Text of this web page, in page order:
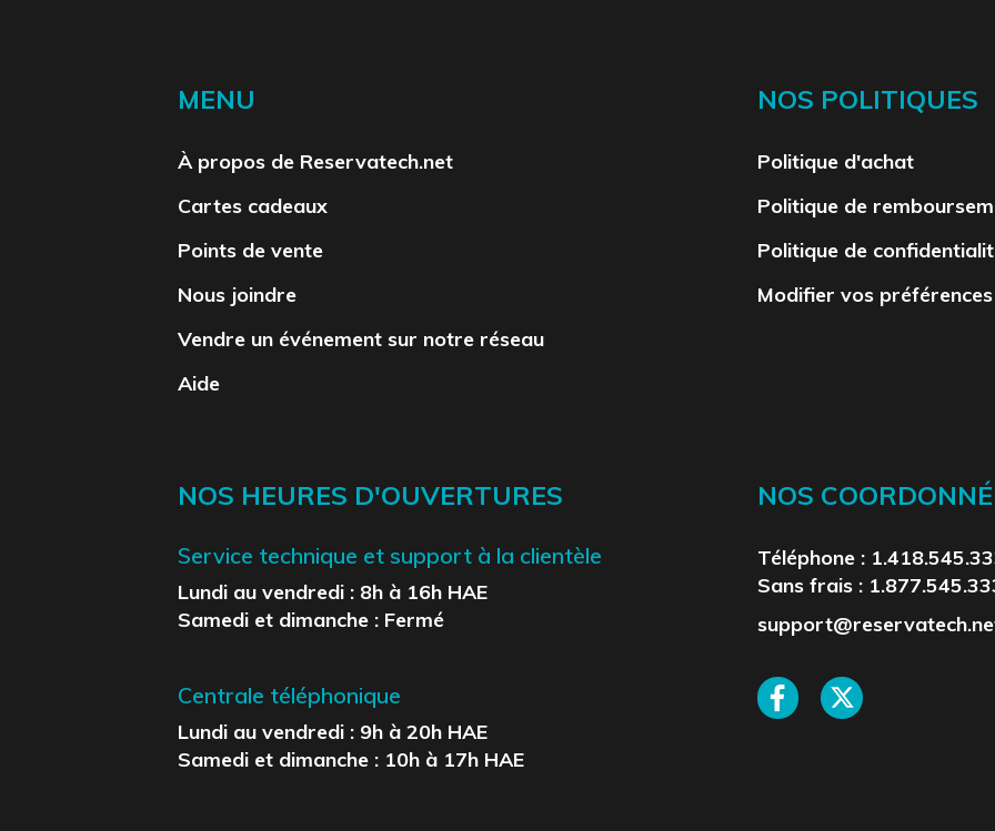
MENU
À propos de Reservatech.net
Cartes cadeaux
Points de vente
Nous joindre
Vendre un événement sur notre réseau
Aide
NOS POLITIQUES
Politique d'achat
Politique de
Politique de
Modifier vos
NOS HEURES D'OUVERTURES
Service technique et support à la clientèle
Lundi au vendredi : 8h à 16h HAE
Samedi et dimanche : Fermé
Centrale téléphonique
Lundi au vendredi : 9h à 20h HAE
Samedi et dimanche : 10h à 17h HAE
NOS
Téléphone :
Sans frais :